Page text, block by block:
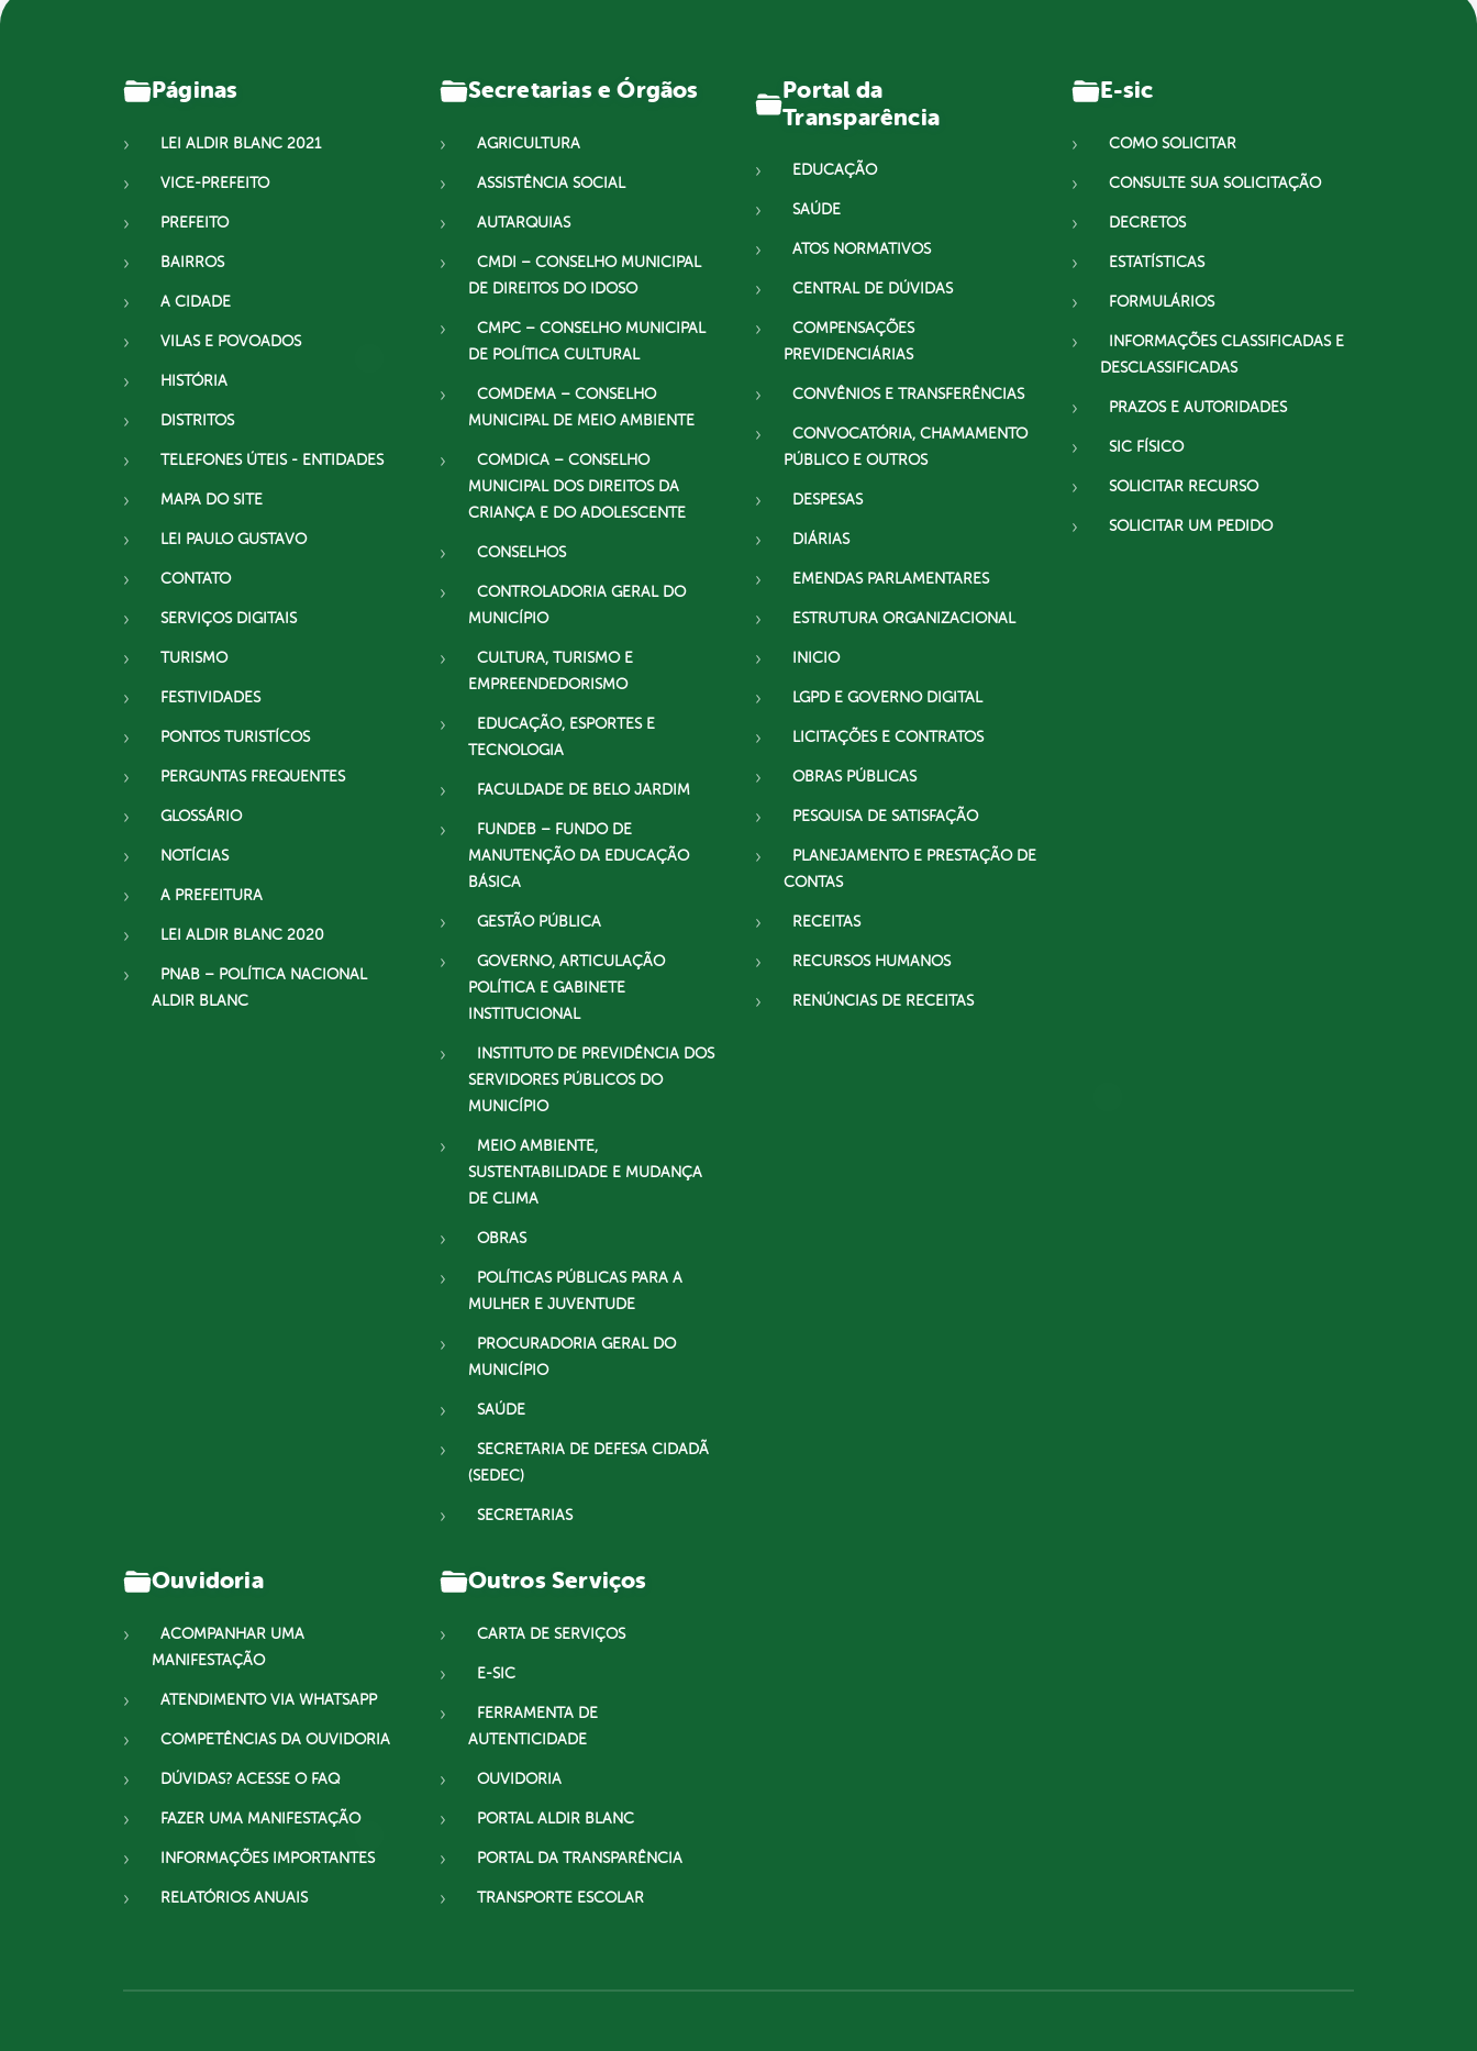
Páginas
LEI ALDIR BLANC 2021
VICE-PREFEITO
PREFEITO
BAIRROS
A CIDADE
VILAS E POVOADOS
HISTÓRIA
DISTRITOS
TELEFONES ÚTEIS - ENTIDADES
MAPA DO SITE
LEI PAULO GUSTAVO
CONTATO
SERVIÇOS DIGITAIS
TURISMO
FESTIVIDADES
PONTOS TURISTÍCOS
PERGUNTAS FREQUENTES
GLOSSÁRIO
NOTÍCIAS
A PREFEITURA
LEI ALDIR BLANC 2020
PNAB – POLÍTICA NACIONAL
ALDIR BLANC
Secretarias e Órgãos
AGRICULTURA
ASSISTÊNCIA SOCIAL
AUTARQUIAS
CMDI – CONSELHO MUNICIPAL
DE DIREITOS DO IDOSO
CMPC – CONSELHO MUNICIPAL
DE POLÍTICA CULTURAL
COMDEMA – CONSELHO
MUNICIPAL DE MEIO AMBIENTE
COMDICA – CONSELHO
MUNICIPAL DOS DIREITOS DA
CRIANÇA E DO ADOLESCENTE
CONSELHOS
CONTROLADORIA GERAL DO
MUNICÍPIO
CULTURA, TURISMO E
EMPREENDEDORISMO
EDUCAÇÃO, ESPORTES E
TECNOLOGIA
FACULDADE DE BELO JARDIM
FUNDEB – FUNDO DE
MANUTENÇÃO DA EDUCAÇÃO
BÁSICA
GESTÃO PÚBLICA
GOVERNO, ARTICULAÇÃO
POLÍTICA E GABINETE
INSTITUCIONAL
INSTITUTO DE PREVIDÊNCIA DOS
SERVIDORES PÚBLICOS DO
MUNICÍPIO
MEIO AMBIENTE,
SUSTENTABILIDADE E MUDANÇA
DE CLIMA
OBRAS
POLÍTICAS PÚBLICAS PARA A
MULHER E JUVENTUDE
PROCURADORIA GERAL DO
MUNICÍPIO
SAÚDE
SECRETARIA DE DEFESA CIDADÃ
(SEDEC)
SECRETARIAS
Portal da
Transparência
EDUCAÇÃO
SAÚDE
ATOS NORMATIVOS
CENTRAL DE DÚVIDAS
COMPENSAÇÕES
PREVIDENCIÁRIAS
CONVÊNIOS E TRANSFERÊNCIAS
CONVOCATÓRIA, CHAMAMENTO
PÚBLICO E OUTROS
DESPESAS
DIÁRIAS
EMENDAS PARLAMENTARES
ESTRUTURA ORGANIZACIONAL
INICIO
LGPD E GOVERNO DIGITAL
LICITAÇÕES E CONTRATOS
OBRAS PÚBLICAS
PESQUISA DE SATISFAÇÃO
PLANEJAMENTO E PRESTAÇÃO DE
CONTAS
RECEITAS
RECURSOS HUMANOS
RENÚNCIAS DE RECEITAS
E-sic
COMO SOLICITAR
CONSULTE SUA SOLICITAÇÃO
DECRETOS
ESTATÍSTICAS
FORMULÁRIOS
INFORMAÇÕES CLASSIFICADAS E
DESCLASSIFICADAS
PRAZOS E AUTORIDADES
SIC FÍSICO
SOLICITAR RECURSO
SOLICITAR UM PEDIDO
Ouvidoria
ACOMPANHAR UMA
MANIFESTAÇÃO
ATENDIMENTO VIA WHATSAPP
COMPETÊNCIAS DA OUVIDORIA
DÚVIDAS? ACESSE O FAQ
FAZER UMA MANIFESTAÇÃO
INFORMAÇÕES IMPORTANTES
RELATÓRIOS ANUAIS
Outros Serviços
CARTA DE SERVIÇOS
E-SIC
FERRAMENTA DE
AUTENTICIDADE
OUVIDORIA
PORTAL ALDIR BLANC
PORTAL DA TRANSPARÊNCIA
TRANSPORTE ESCOLAR